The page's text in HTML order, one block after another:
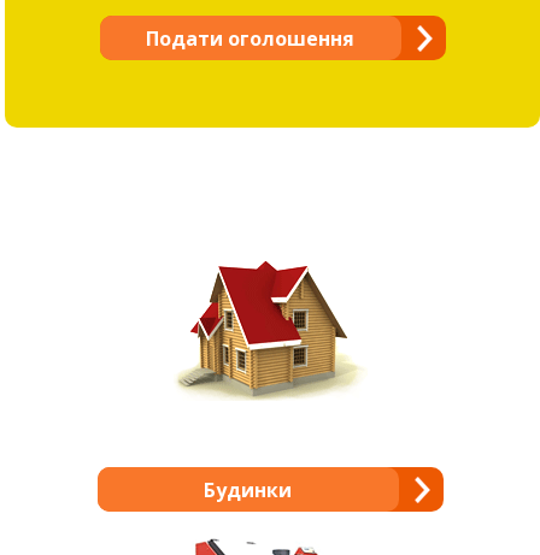
Подати оголошення
Будинки